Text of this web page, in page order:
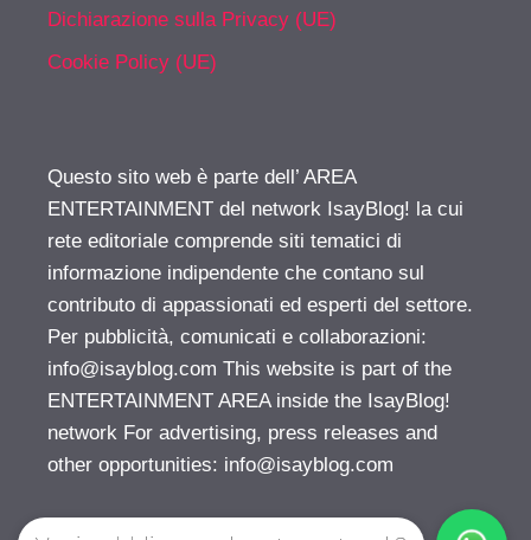
Dichiarazione sulla Privacy (UE)
Cookie Policy (UE)
Questo sito web è parte dell’ AREA
ENTERTAINMENT del network IsayBlog! la cui
rete editoriale comprende siti tematici di
informazione indipendente che contano sul
contributo di appassionati ed esperti del settore.
Per pubblicità, comunicati e collaborazioni:
info@isayblog.com This website is part of the
ENTERTAINMENT AREA inside the IsayBlog!
network For advertising, press releases and
other opportunities: info@isayblog.com